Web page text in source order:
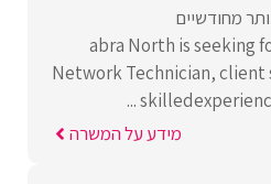
מחודשיים
abra North is seeking
Network Technician, client
מידע על המשרה